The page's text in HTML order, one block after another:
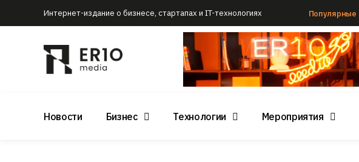
Интернет-издание о бизнесе, стартапах и IT-технологиях Популярные
Новости Бизнес Технологии Мероприятия